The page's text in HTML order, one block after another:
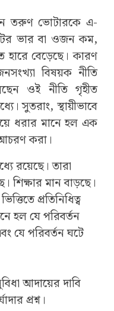
তরুণ ভোটারকে এ-
ভার বা ওজন কম,
হারে বেড়েছে। কারণ
বিষয়ক নীতি
ওই নীতি গৃহীত
সুতরাং, স্থায়ীভাবে
ধরার মানে হল এক
করা।
রয়েছে। তারা
শিক্ষার মান বাড়ছে।
প্রতিনিধিত্ব
হল যে পরিবর্তন
যে পরিবর্তন ঘটে
আদায়ের দাবি
প্রশ্ন।